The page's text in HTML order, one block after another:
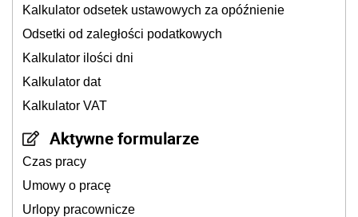
Kalkulator odsetek ustawowych za opóźnienie
Odsetki od zaległości podatkowych
Kalkulator ilości dni
Kalkulator dat
Kalkulator VAT
Aktywne formularze
Czas pracy
Umowy o pracę
Urlopy pracownicze